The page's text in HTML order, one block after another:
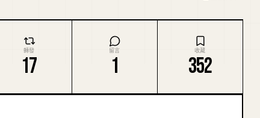
轉發
17
留言
1
收藏
352